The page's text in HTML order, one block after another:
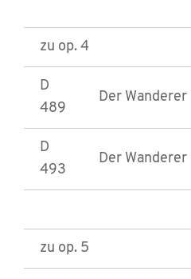
zu op. 4
D
489
Der Wanderer
D
493
Der Wanderer
zu op. 5